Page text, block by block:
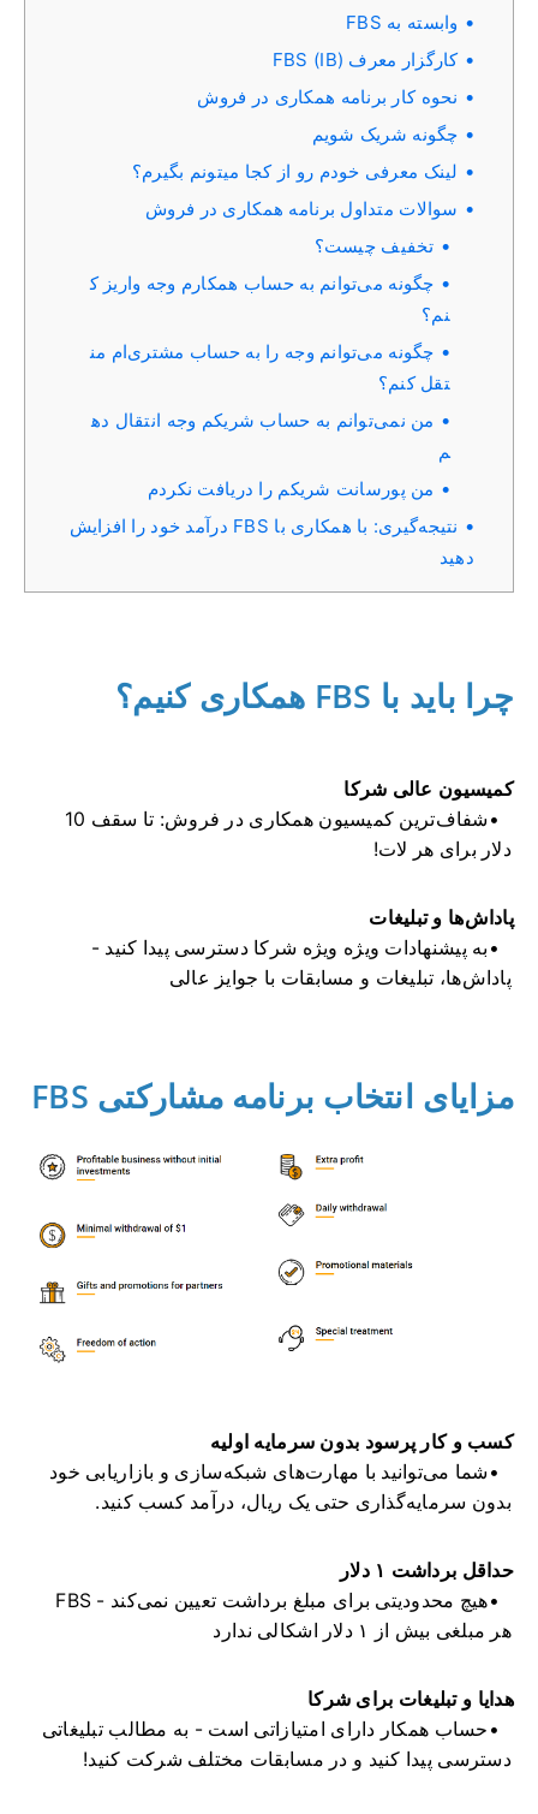
وابسته به FBS
کارگزار معرف FBS (IB)
نحوه کار برنامه همکاری در فروش
چگونه شریک شویم
لینک معرفی خودم رو از کجا میتونم بگیرم؟
سوالات متداول برنامه همکاری در فروش
تخفیف چیست؟
چگونه می‌توانم به حساب همکارم وجه واریز ک
نم؟
چگونه می‌توانم وجه را به حساب مشتری‌ام من
تقل کنم؟
من نمی‌توانم به حساب شریکم وجه انتقال ده
م
من پورسانت شریکم را دریافت نکردم
نتیجه‌گیری: با همکاری با FBS درآمد خود را افزایش
دهید
چرا باید با FBS همکاری کنیم؟
کمیسیون عالی شرکا
شفاف‌ترین کمیسیون همکاری در فروش: تا سقف 10
دلار برای هر لات!
پاداش‌ها و تبلیغات
به پیشنهادات ویژه ویژه شرکا دسترسی پیدا کنید -
پاداش‌ها، تبلیغات و مسابقات با جوایز عالی
مزایای انتخاب برنامه مشارکتی FBS
کسب و کار پرسود بدون سرمایه اولیه
شما می‌توانید با مهارت‌های شبکه‌سازی و بازاریابی خود
بدون سرمایه‌گذاری حتی یک ریال، درآمد کسب کنید.
حداقل برداشت ۱ دلار
FBS هیچ محدودیتی برای مبلغ برداشت تعیین نمی‌کند -
هر مبلغی بیش از ۱ دلار اشکالی ندارد
هدایا و تبلیغات برای شرکا
حساب همکار دارای امتیازاتی است - به مطالب تبلیغاتی
دسترسی پیدا کنید و در مسابقات مختلف شرکت کنید!